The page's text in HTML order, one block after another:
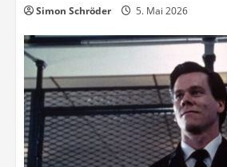
Simon Schröder 5. Mai 2026